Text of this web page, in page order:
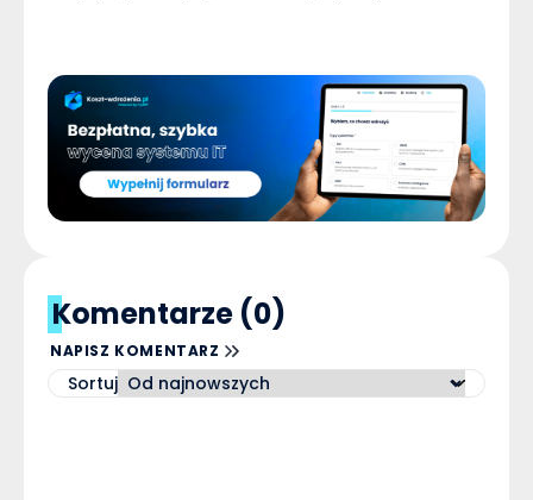
Komentarze (0)
NAPISZ KOMENTARZ
Sortuj